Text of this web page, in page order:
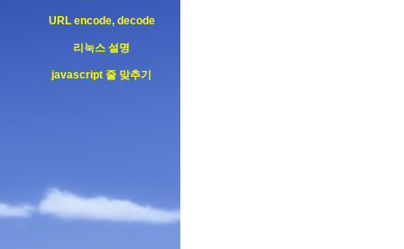
URL encode, decode
리눅스 설명
javascript 줄 맞추기